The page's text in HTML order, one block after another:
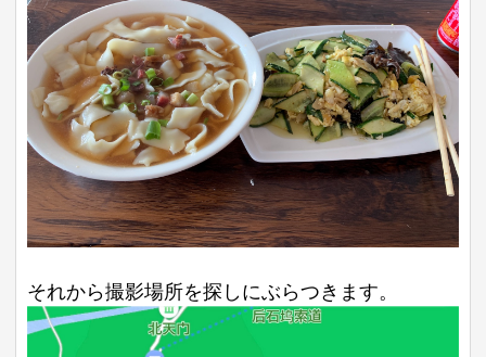
それから撮影場所を探しにぶらつきます。